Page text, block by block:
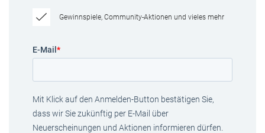
Gewinnspiele, Community-Aktionen und vieles mehr
E-Mail *
Mit Klick auf den Anmelden-Button bestätigen Sie,
dass wir Sie zukünftig per E-Mail über
Neuerscheinungen und Aktionen informieren dürfen.